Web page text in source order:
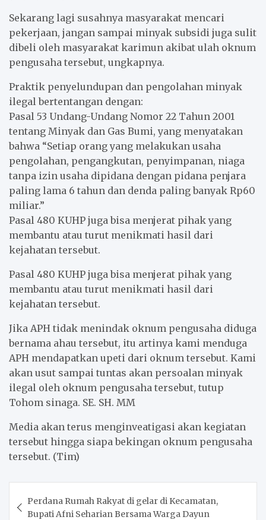
Sekarang lagi susahnya masyarakat mencari
pekerjaan, jangan sampai minyak subsidi juga sulit
dibeli oleh masyarakat karimun akibat ulah oknum
pengusaha tersebut, ungkapnya.
Praktik penyelundupan dan pengolahan minyak
ilegal bertentangan dengan:
Pasal 53 Undang-Undang Nomor 22 Tahun 2001
tentang Minyak dan Gas Bumi, yang menyatakan
bahwa “Setiap orang yang melakukan usaha
pengolahan, pengangkutan, penyimpanan, niaga
tanpa izin usaha dipidana dengan pidana penjara
paling lama 6 tahun dan denda paling banyak Rp60
miliar.”
Pasal 480 KUHP juga bisa menjerat pihak yang
membantu atau turut menikmati hasil dari
kejahatan tersebut.
Pasal 480 KUHP juga bisa menjerat pihak yang
membantu atau turut menikmati hasil dari
kejahatan tersebut.
Jika APH tidak menindak oknum pengusaha diduga
bernama ahau tersebut, itu artinya kami menduga
APH mendapatkan upeti dari oknum tersebut. Kami
akan usut sampai tuntas akan persoalan minyak
ilegal oleh oknum pengusaha tersebut, tutup
Tohom sinaga. SE. SH. MM
Media akan terus menginveatigasi akan kegiatan
tersebut hingga siapa bekingan oknum pengusaha
tersebut. (Tim)
navigation
Perdana Rumah Rakyat di gelar di Kecamatan,
Bupati Afni Seharian Bersama Warga Dayun